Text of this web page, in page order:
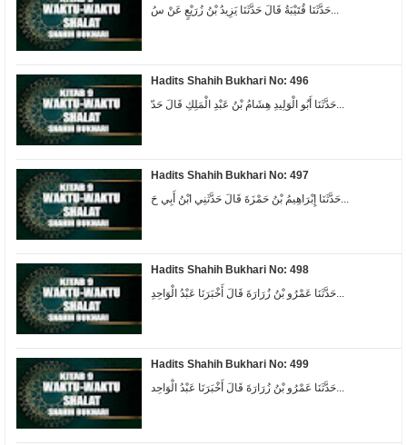
حَدَّثَنَا قُتَيْبَةُ قَالَ حَدَّثَنَا يَزِيدُ بْنُ زُرَيْعٍ عَنْ سُ...
Hadits Shahih Bukhari No: 496
حَدَّثَنَا أَبُو الْوَلِيدِ هِشَامُ بْنُ عَبْدِ الْمَلِكِ قَالَ حَدّ...
Hadits Shahih Bukhari No: 497
حَدَّثَنَا إِبْرَاهِيمُ بْنُ حَمْزَةَ قَالَ حَدَّثَنِي ابْنُ أَبِي حَ...
Hadits Shahih Bukhari No: 498
ﺣَﺪَّﺛَﻨَﺎ ﻋَﻤْﺮُﻭ ﺑْﻦُ ﺯُﺭَﺍﺭَﺓَ ﻗَﺎﻝَ ﺃَﺧْﺒَﺮَﻧَﺎ ﻋَﺒْﺪُ ﺍﻟْﻮَﺍﺣِﺪِ...
Hadits Shahih Bukhari No: 499